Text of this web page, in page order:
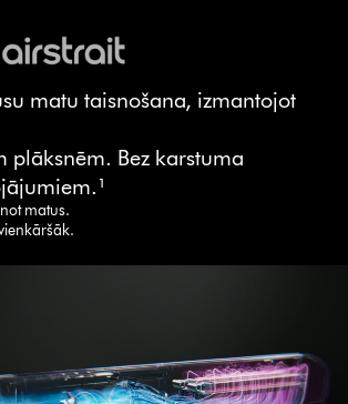
matu taisnošana, izmantojot
plāksnēm. Bez karstuma
matus.